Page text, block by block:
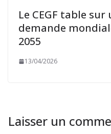
Le CEGF table
demande
2055
13/04/2026
Laisser un